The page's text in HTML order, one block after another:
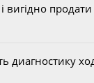
вигідно
диагностику